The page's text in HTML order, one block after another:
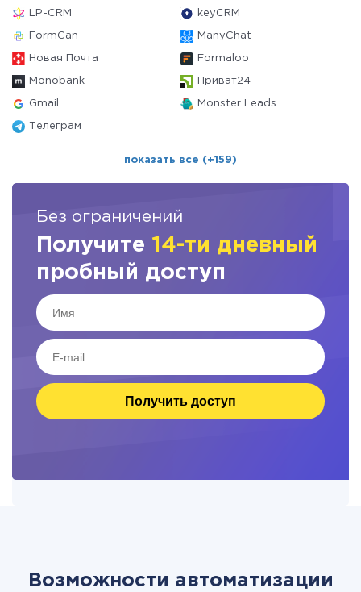
LP-CRM keyCRM
FormCan ManyChat
Новая Почта Formaloo
Monobank Приват24
Gmail Monster Leads
Телеграм
показать все (+159)
Без ограничений
Получите 14-ти дневный
пробный доступ
Получить доступ
Возможности автоматизации